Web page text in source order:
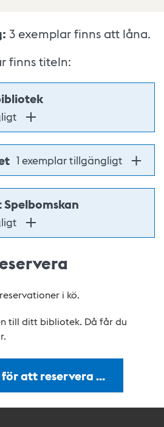
3 exemplar finns att låna.
finns titeln:
1 exemplar tillgängligt
i kö.
till ditt bibliotek. Då får du
för att reservera …